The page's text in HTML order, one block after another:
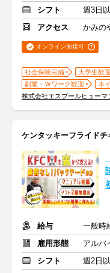
シフト
週3日
アクセス
かみの
オンライン面接可
社会保険完備 大学生歓迎
副業・Ｗワーク歓迎
ネ
株式会社エスプールヒュー
ケンタッキーフライド
給与
一般時
雇用形態
アルバ
シフト
週2日